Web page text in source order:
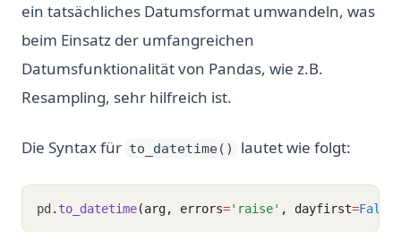
ein tatsächliches Datumsformat umwandeln, was
beim Einsatz der umfangreichen
Datumsfunktionalität von Pandas, wie z.B.
Resampling, sehr hilfreich ist.
Die Syntax für to_datetime() lautet wie folgt:
pd . to_datetime(arg, errors='raise' , dayfirst=False